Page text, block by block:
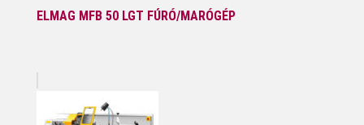
ELMAG MFB 50 LGT FÚRÓ/MARÓGÉP